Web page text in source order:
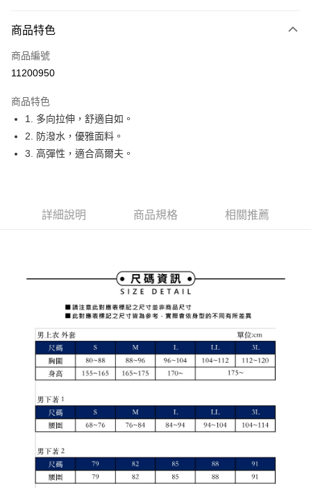
LINE Pay
Apple Pay
悠遊付
大哥付你分期
相關說明
成交易。
【繳款方式說明】
1.分期款項不併入電信帳單，「大哥付你分期」於每月結算日後寄送繳費提
2.透過簡訊連結打開帳單後，可選擇「超商條碼／台灣大直營門市／銀行轉
帳／街口支付／iPASS MONEY」等通路繳費。
【注意事項】
1.本服務係由「台灣大哥大股份有限公司」（以下簡稱本公司）所提供，讓
用戶於交易時，得透過本服務購買商品或服務，並由商店將買賣／分期付款
2.基於同意付款使用「大哥付你分期」之契約關係目的，商店將以您的個人
資料（包含姓名、電話或地址）提供予台灣大哥大進項蒐集、處理及利用，
由本公司與您本人進行分期帳單所需資料之確認、核對及更正。
【關於「AFTEE先享後付」】
AFTEE先享後付是「在收到商品之後才付款」的支付方式。 讓您購物簡單
３．安心：先確認商品／服務後，再付款。
【「AFTEE先享後付」結帳流程】
１．於結帳方式選擇「AFTEE先享後付」後，將跳轉至「AFTEE先享後付」
結帳頁面，進行簡訊認證並確認金額後，即可完成結帳。
２．訂單成立數日內，您將收到繳費通知簡訊。
３．收到繳費通知簡訊後14天內，點擊此簡訊中的連結，可透過四大超商／
ATM／網路銀行／等多元方式進行付款，方視為交易完成。
※ 請注意：結帳手續完成當下不需立刻繳費，但若您需要取消訂單，請聯絡
購買商品的店家。未經商家同意取消之訂單仍視為有效，需透過AFTEE先享
後付繳納相關費用。
※ 交易是否成功請以「AFTEE先享後付 」之結帳頁面顯示為準，若有關於
是否繳費成功／繳費後需取消欲退款等相關疑問，請聯繫「AFTEE先享後付
客戶支援中心」https://netprotections.freshdesk.com/support/home
【注意事項】
１．透過由恩沛科技股份有限公司提供之「AFTEE先享後付」服務完成之交
易，需依本服務之必要範圍內提供個人資料，並將交易相關給付款項請求債
ATM付款
全家取貨付款
付款後全家取貨
免運費
萊爾富取貨付款
免運費
付款後萊爾富取貨
7-11取貨付款
免運費
商品特色
商品編號
11200950
商品特色
1. 多向拉伸，舒適自如。
2. 防潑水，優雅面料。
3. 高彈性，適合高爾夫。
詳細說明 商品規格 相關推薦